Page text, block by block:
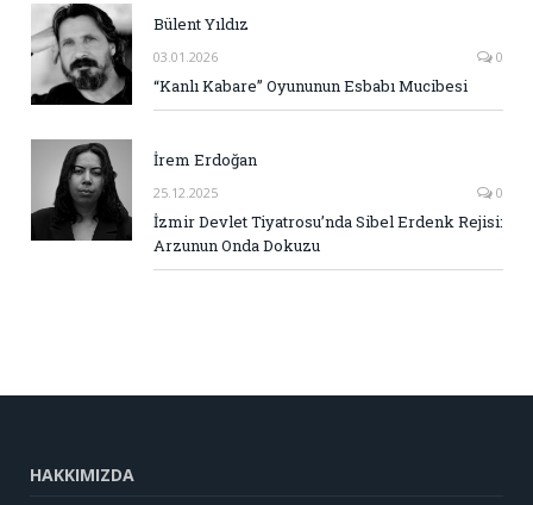
Bülent Yıldız
03.01.2026 0
“Kanlı Kabare” Oyununun Esbabı Mucibesi
İrem Erdoğan
25.12.2025 0
İzmir Devlet Tiyatrosu’nda Sibel Erdenk Rejisi:
Arzunun Onda Dokuzu
HAKKIMIZDA